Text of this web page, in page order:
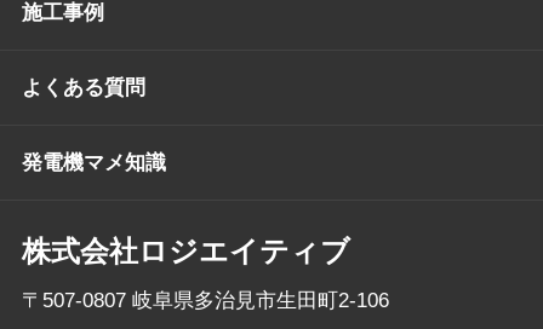
株式会社ロジエイティブ
〒507-0807 岐阜県多治見市生田町2-106
施工事例
よくある質問
発電機マメ知識